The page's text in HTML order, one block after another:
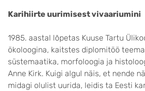
Karihiirte uurimisest vivaariumini
1985. aastal lõpetas Kuuse Tartu
ökoloogina, kaitstes diplomitöö
süstemaatika, morfoloogia ja
Anne Kirk. Kuigi algul näis, et nende
midagi olulist uurida, leidis ta Eesti